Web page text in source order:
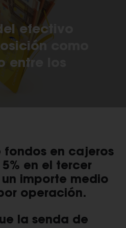
efectivo
como
entre los
fondos en cajeros
en el tercer
importe medio
operación.
la senda de